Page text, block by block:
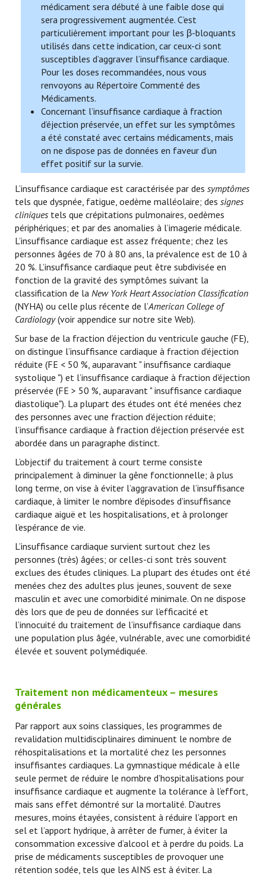
médicament sera débuté à une faible dose qui
sera progressivement augmentée. C’est
particulièrement important pour les β-bloquants
utilisés dans cette indication, car ceux-ci sont
susceptibles d’aggraver l’insuffisance cardiaque.
Pour les doses recommandées, nous vous
renvoyons au Répertoire Commenté des
Médicaments.
Concernant l’insuffisance cardiaque à fraction
d’éjection préservée, un effet sur les symptômes
a été constaté avec certains médicaments, mais
on ne dispose pas de données en faveur d’un
effet positif sur la survie.
L’insuffisance cardiaque est caractérisée par des symptômes
tels que dyspnée, fatigue, oedème malléolaire; des signes
cliniques tels que crépitations pulmonaires, oedèmes
périphériques; et par des anomalies à l’imagerie médicale.
L’insuffisance cardiaque est assez fréquente; chez les
personnes âgées de 70 à 80 ans, la prévalence est de 10 à
20 %. L’insuffisance cardiaque peut être subdivisée en
fonction de la gravité des symptômes suivant la
classification de la New York Heart Association Classification
(NYHA) ou celle plus récente de l’American College of
Cardiology(voir appendice sur notre site Web).
Sur base de la fraction d’éjection du ventricule gauche (FE),
on distingue l’insuffisance cardiaque à fraction d’éjection
réduite (FE < 50 %, auparavant " insuffisance cardiaque
systolique ") et l’insuffisance cardiaque à fraction d’éjection
préservée (FE > 50 %, auparavant " insuffisance cardiaque
diastolique"). La plupart des études ont été menées chez
des personnes avec une fraction d’éjection réduite;
l’insuffisance cardiaque à fraction d’éjection préservée est
abordée dans un paragraphe distinct.
L’objectif du traitement à court terme consiste
principalement à diminuer la gêne fonctionnelle; à plus
long terme, on vise à éviter l’aggravation de l’insuffisance
cardiaque, à limiter le nombre d’épisodes d’insuffisance
cardiaque aiguë et les hospitalisations, et à prolonger
l’espérance de vie.
L’insuffisance cardiaque survient surtout chez les
personnes (très) âgées; or celles-ci sont très souvent
exclues des études cliniques. La plupart des études ont été
menées chez des adultes plus jeunes, souvent de sexe
masculin et avec une comorbidité minimale. On ne dispose
dès lors que de peu de données sur l’efficacité et
l’innocuité du traitement de l’insuffisance cardiaque dans
une population plus âgée, vulnérable, avec une comorbidité
élevée et souvent polymédiquée.
Traitement non médicamenteux – mesures
générales
Par rapport aux soins classiques, les programmes de
revalidation multidisciplinaires diminuent le nombre de
réhospitalisations et la mortalité chez les personnes
insuffisantes cardiaques. La gymnastique médicale à elle
seule permet de réduire le nombre d’hospitalisations pour
insuffisance cardiaque et augmente la tolérance à l’effort,
mais sans effet démontré sur la mortalité. D’autres
mesures, moins étayées, consistent à réduire l’apport en
sel et l’apport hydrique, à arrêter de fumer, à éviter la
consommation excessive d’alcool et à perdre du poids. La
prise de médicaments susceptibles de provoquer une
rétention sodée, tels que les AINS est à éviter. La